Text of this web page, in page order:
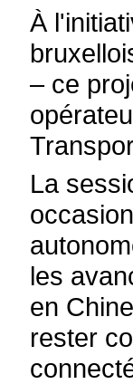
À
– ce
La
les
en
rester